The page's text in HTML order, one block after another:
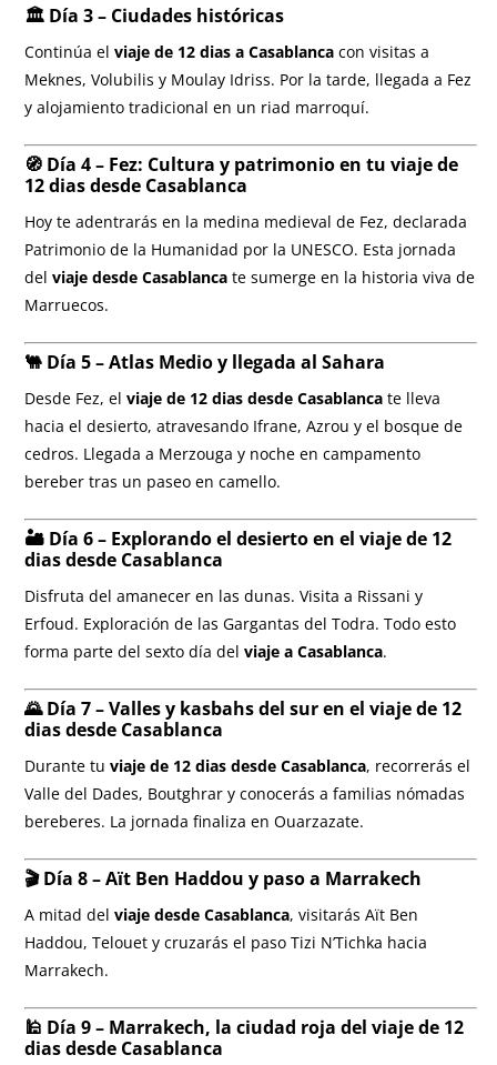
🏛️ Día 3 – Ciudades históricas
Continúa el viaje de 12 dias a Casablancacon visitas a
Meknes, Volubilis y Moulay Idriss. Por la tarde, llegada a Fez
y alojamiento tradicional en un riad marroquí.
🧭 Día 4 – Fez: Cultura y patrimonio en tu viaje de
12 dias desde Casablanca
Hoy te adentrarás en la medina medieval de Fez, declarada
Patrimonio de la Humanidad por la UNESCO. Esta jornada
del viaje desde Casablancate sumerge en la historia viva de
Marruecos.
🐫 Día 5 – Atlas Medio y llegada al Sahara
Desde Fez, el viaje de 12 dias desde Casablancate lleva
hacia el desierto, atravesando Ifrane, Azrou y el bosque de
cedros. Llegada a Merzouga y noche en campamento
bereber tras un paseo en camello.
🏜️ Día 6 – Explorando el desierto en el viaje de 12
dias desde Casablanca
Disfruta del amanecer en las dunas. Visita a Rissani y
Erfoud. Exploración de las Gargantas del Todra. Todo esto
forma parte del sexto día del viaje a Casablanca.
🌄 Día 7 – Valles y kasbahs del sur en el viaje de 12
dias desde Casablanca
Durante tu viaje de 12 dias desde Casablanca, recorrerás el
Valle del Dades, Boutghrar y conocerás a familias nómadas
bereberes. La jornada finaliza en Ouarzazate.
🎬 Día 8 – Aït Ben Haddou y paso a Marrakech
A mitad del viaje desde Casablanca, visitarás Aït Ben
Haddou, Telouet y cruzarás el paso Tizi N’Tichka hacia
Marrakech.
🕌 Día 9 – Marrakech, la ciudad roja del viaje de 12
dias desde Casablanca